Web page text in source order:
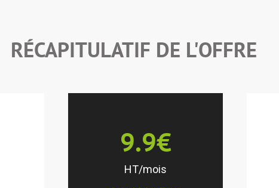
RÉCAPITULATIF DE L'OFFRE
9.9€
HT/mois